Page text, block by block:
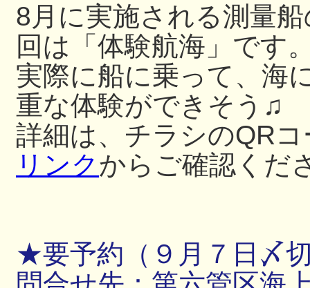
8月に実施される測量
回は「体験航海」です
実際に船に乗って、海
重な体験ができそう♫
詳細は、チラシのQR
リンクからご確認くだ
★要予約（９月７日〆